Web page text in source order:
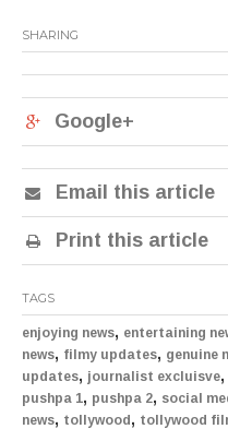
SHARING
Google+
Email this article
Print this article
TAGS
enjoying news, entertaining
news, filmy updates, genuine
updates, journalist excluisve,
pushpa 1, pushpa 2, social
news, tollywood, tollywood